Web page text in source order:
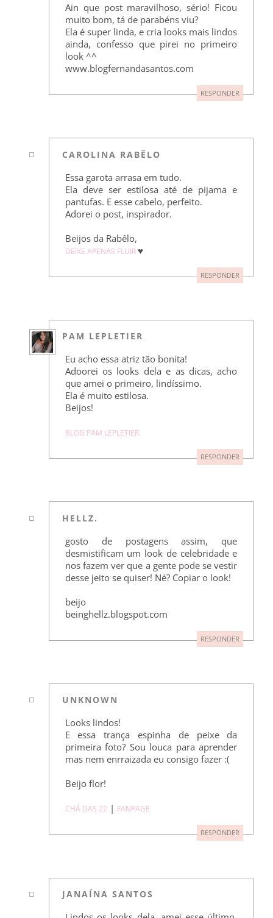
Ain que post maravilhoso, sério! Ficou
muito bom, tá de parabéns viu?
Ela é super linda, e cria looks mais lindos
ainda, confesso que pirei no primeiro
look ^^
www.blogfernandasantos.com
RESPONDER
CAROLINA RABÊLO
Essa garota arrasa em tudo.
Ela deve ser estilosa até de pijama e
pantufas. E esse cabelo, perfeito.
Adorei o post, inspirador.
Beijos da Rabêlo,
DEIXE APENAS FLUIR♥
RESPONDER
PAM LEPLETIER
Eu acho essa atriz tão bonita!
Adoorei os looks dela e as dicas, acho
que amei o primeiro, lindíssimo.
Ela é muito estilosa.
Beijos!
BLOG PAM LEPLETIER
RESPONDER
HELLZ.
gosto de postagens assim, que
desmistificam um look de celebridade e
nos fazem ver que a gente pode se vestir
desse jeito se quiser! Né? Copiar o look!
beijo
beinghellz.blogspot.com
RESPONDER
UNKNOWN
Looks lindos!
E essa trança espinha de peixe da
primeira foto? Sou louca para aprender
mas nem enrraizada eu consigo fazer :(
Beijo flor!
CHÁ DAS 22 | FANPAGE
RESPONDER
JANAÍNA SANTOS